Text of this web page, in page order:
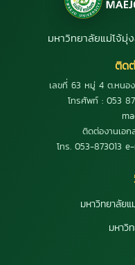
มหาวิทยาลัยแม่โจ้มุ่
ติด
เลขที่ 63 หมู่ 4 ต.หนอ
โทรศัพท์ : 053
ติดต่องานเอก
โทร. 053-873013
มหาวิทยาลัย
มหาวิ